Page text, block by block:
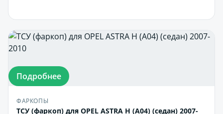
Подробнее
ФАРКОПЫ
ТСУ (фаркоп) для OPEL ASTRA H (A04) (седан) 2007-